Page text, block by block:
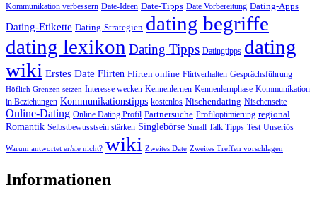
Kommunikation verbessern Date-Ideen Date-Tipps Date Vorbereitung Dating-Apps
Dating-Etikette Dating-Strategien dating begriffe
dating lexikon Dating Tipps Datingtipps dating
wiki Erstes Date Flirten Flirten online Flirtverhalten Gesprächsführung
Höflich Grenzen setzen Interesse wecken Kennenlernen Kennenlernphase Kommunikation
in Beziehungen Kommunikationstipps kostenlos Nischendating Nischenseite
Online-Dating Online Dating Profil Partnersuche Profiloptimierung regional
Romantik Selbstbewusstsein stärken Singlebörse Small Talk Tipps Test Unseriös
Warum antwortet er/sie nicht? wiki Zweites Date Zweites Treffen vorschlagen
Informationen